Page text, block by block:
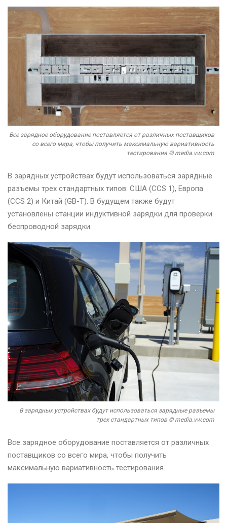
Все зарядное оборудование поставляется от различных поставщиков
со всего мира, чтобы получить максимальную вариативность
тестирования © media.vw.com
В зарядных устройствах будут использоваться зарядные
разъемы трех стандартных типов: США (CCS 1), Европа
(CCS 2) и Китай (GB-T). В будущем также будут
установлены станции индуктивной зарядки для проверки
беспроводной зарядки.
В зарядных устройствах будут использоваться зарядные разъемы
трех стандартных типов © media.vw.com
Все зарядное оборудование поставляется от различных
поставщиков со всего мира, чтобы получить
максимальную вариативность тестирования.